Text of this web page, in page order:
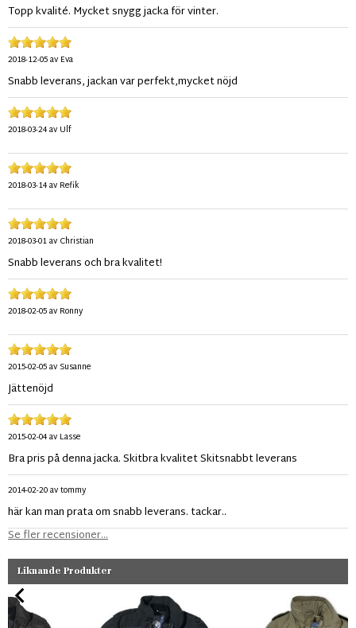
Topp kvalité. Mycket snygg jacka för vinter.
2018-12-05av Eva
Snabb leverans, jackan var perfekt,mycket nöjd
2018-03-24av Ulf
2018-03-14av Refik
2018-03-01av Christian
Snabb leverans och bra kvalitet!
2018-02-05av Ronny
2015-02-05av Susanne
Jättenöjd
2015-02-04av Lasse
Bra pris på denna jacka. Skitbra kvalitet Skitsnabbt leverans
2014-02-20avtommy
här kan man prata om snabb leverans. tackar..
Se fler recensioner...
Liknande Produkter